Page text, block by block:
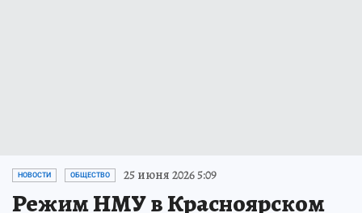
НОВОСТИ ОБЩЕСТВО 25 июня 2026 5:09
Режим НМУ в Красноярском